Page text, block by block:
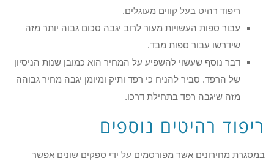
ריפוד רהיט בעל קווים מעוגלים.
עבור ספות העשויות מעור לרוב יגבה סכום גבוה יותר מזה
שידרשו עבור ספות מבד.
דבר נוסף שעשוי להשפיע על המחיר הוא כמובן שנות הניסיון
של הרפד. סביר להניח כי רפד ותיק ומיומן יגבה מחיר גבוהה
מזה שיגבה רפד בתחילת דרכו.
ריפוד רהיטים נוספים
במסגרת מחירונים אשר מפורסמים על ידי ספקים שונים אפשר